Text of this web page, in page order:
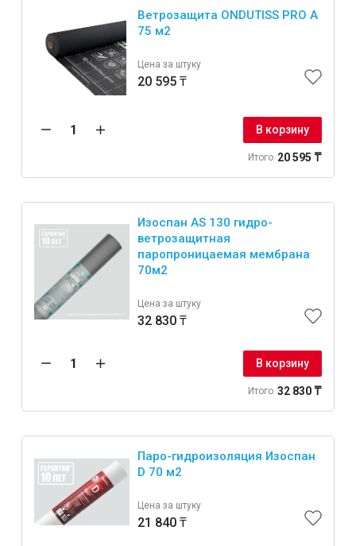
Ветрозащита ONDUTISS PRO A
75 м2
Цена за штуку
20 595 ₸
В корзину
Итого 20 595 ₸
Изоспан AS 130 гидро-
ветрозащитная
паропроницаемая мембрана
70м2
Цена за штуку
32 830 ₸
В корзину
Итого 32 830 ₸
Паро-гидроизоляция Изоспан
D 70 м2
Цена за штуку
21 840 ₸
Инструменты
Малярный инструмент
Пистолеты для ремонта
Инструмент для штукатурно-отделочных работ
Ещё 2
Сантехника
Крепежи
Монтажные ленты
Канаты, шнуры